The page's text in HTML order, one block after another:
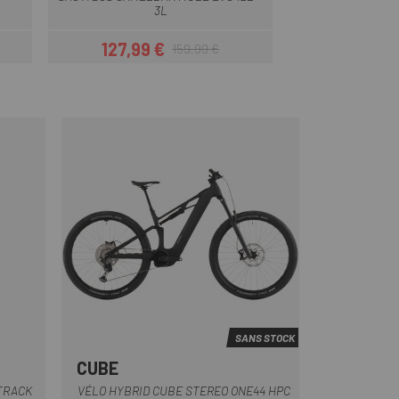
3L
Prix
127,99 €Prix habituel
159,99 €
SANS STOCK
CUBE
VÉLO HYBRID CUBE STEREO ONE44 HPC